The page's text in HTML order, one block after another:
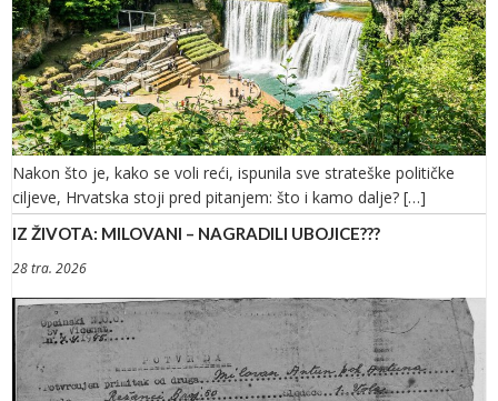
Nakon što je, kako se voli reći, ispunila sve strateške političke
ciljeve, Hrvatska stoji pred pitanjem: što i kamo dalje? […]
IZ ŽIVOTA: MILOVANI – NAGRADILI UBOJICE???
28 tra. 2026